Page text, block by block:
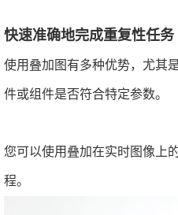
快速准确地完成重复性任务
使用叠加图有多种优势，尤其
件或组件是否符合特定参数。
您可以使用叠加在实时图像上
程。